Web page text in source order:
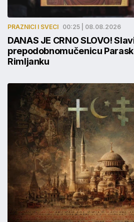
PRAZNICI I SVECI 00:25 | 08.08.2026
DANAS JE CRNO SLOVO!
prepodobnomučenicu
Rimljanku